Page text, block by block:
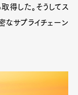
tw
得した。そうしてス
サプライチェーン